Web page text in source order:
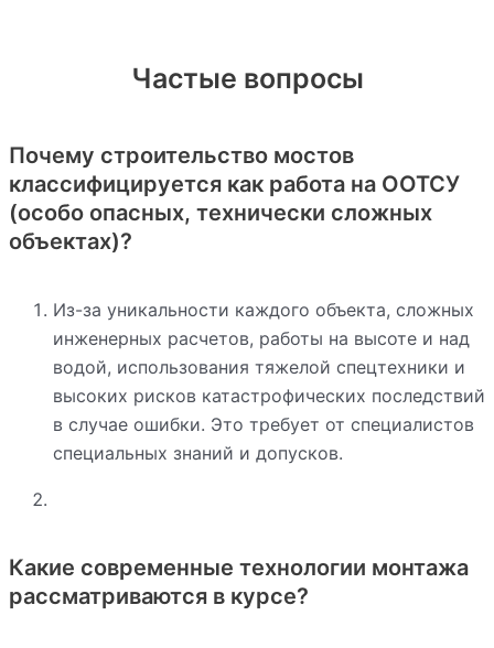
Частые вопросы
Почему строительство мостов
классифицируется как работа на ООТСУ
(особо опасных, технически сложных
объектах)?
Из-за уникальности каждого объекта, сложных
инженерных расчетов, работы на высоте и над
водой, использования тяжелой спецтехники и
высоких рисков катастрофических последствий
в случае ошибки. Это требует от специалистов
специальных знаний и допусков.
Какие современные технологии монтажа
рассматриваются в курсе?